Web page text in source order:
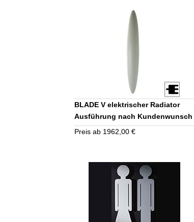
BLADE V elektrischer Radiator
Ausführung nach Kundenwunsch
Preis ab 1962,00 €